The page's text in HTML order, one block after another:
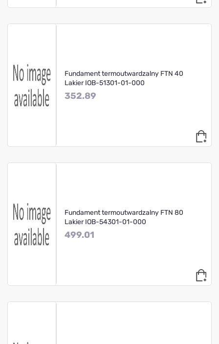
Fundament termoutwardzalny FTN 40
Lakier IOB-51301-01-000
352.89
Fundament termoutwardzalny FTN 80
Lakier IOB-54301-01-000
499.01